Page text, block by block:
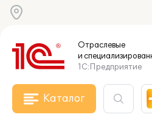
Отраслевые
и
1С:Предприятие
Каталог